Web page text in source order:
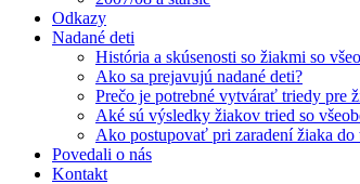
Odkazy
Nadané deti
História a skúsenosti so žiakmi so
Ako sa prejavujú nadané deti?
Prečo je potrebné vytvárať triedy pre
Aké sú výsledky žiakov tried so
Ako postupovať pri zaradení žiaka
Povedali o nás
Kontakt